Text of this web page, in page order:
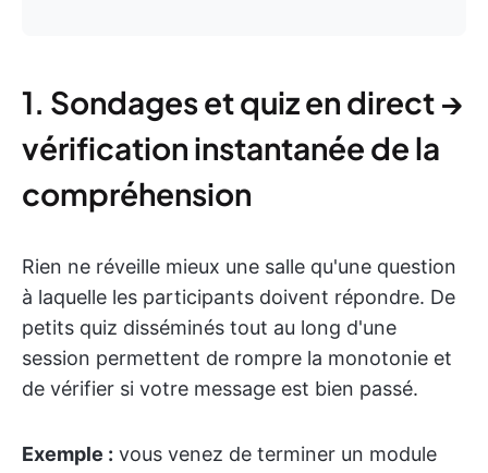
1. Sondages et quiz en direct →
vérification instantanée de la
compréhension
Rien ne réveille mieux une salle qu'une question
à laquelle les participants doivent répondre. De
petits quiz disséminés tout au long d'une
session permettent de rompre la monotonie et
de vérifier si votre message est bien passé.
Exemple : vous venez de terminer un module